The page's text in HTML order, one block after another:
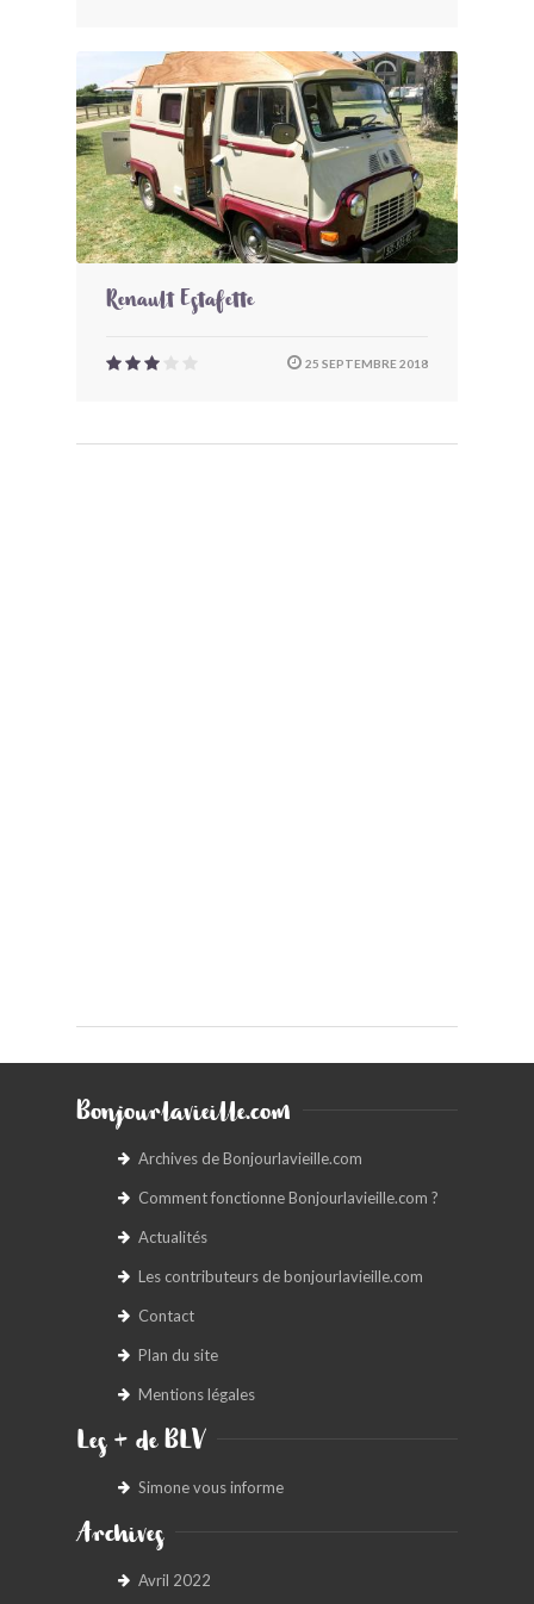
Renault Estafette
25 SEPTEMBRE 2018
Bonjourlavieille.com
Archives de Bonjourlavieille.com
Comment fonctionne Bonjourlavieille.com ?
Actualités
Les contributeurs de bonjourlavieille.com
Contact
Plan du site
Mentions légales
Les + de BLV
Simone vous informe
Archives
Avril 2022